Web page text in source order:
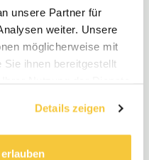
unsere Partner für
weiter. Unsere
möglicherweise mit
ihnen bereitgestellt
Details zeigen
Tarifvertrag
Zeitpunkt